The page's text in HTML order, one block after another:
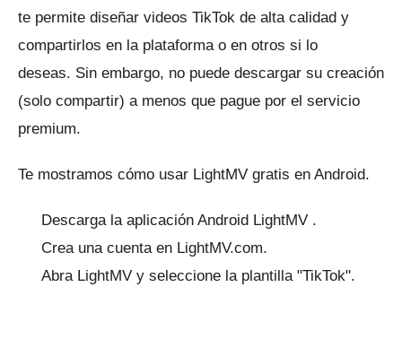
te permite diseñar videos TikTok de alta calidad y
compartirlos en la plataforma o en otros si lo
deseas. Sin embargo, no puede descargar su creación
(solo compartir) a menos que pague por el servicio
premium.
Te mostramos cómo usar LightMV gratis en Android.
Descarga la aplicación Android LightMV .
Crea una cuenta en LightMV.com.
Abra LightMV y seleccione la plantilla "TikTok".